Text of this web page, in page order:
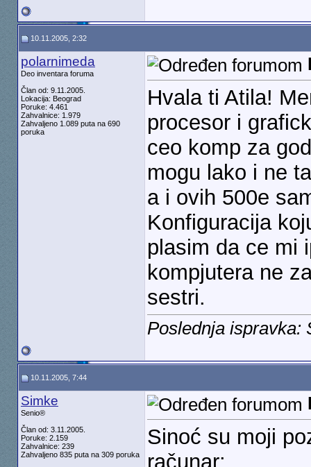
10.11.2005, 2:32
polarnimeda
Deo inventara foruma
Član od: 9.11.2005.
Lokacija: Beograd
Poruke: 4.461
Zahvalnice: 1.979
Zahvaljeno 1.089 puta na 690
poruka
Hvala ti Atila!
procesor i
ceo komp za
mogu lako i ne
a i ovih 500e
Konfiguracija
plasim da ce mi
kompjutera ne
sestri.
Poslednja ispravka:
10.11.2005, 7:44
Simke
Senio®
Član od: 3.11.2005.
Poruke: 2.159
Zahvalnice: 239
Zahvaljeno 835 puta na 309 poruka
Sinoć su moji
računar: